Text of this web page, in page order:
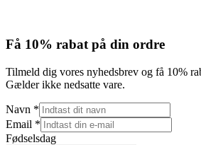
Få 10% rabat på din ordre
Tilmeld dig vores nyhedsbrev og få 10%
Gælder ikke nedsatte vare.
Navn *
Email *
Fødselsdag